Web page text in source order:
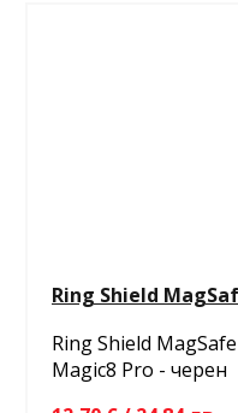
Ring Shield
Ring Shield
Magic8 Pro - черен